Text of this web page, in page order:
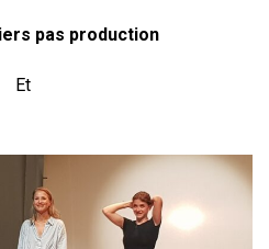
pas production
Et